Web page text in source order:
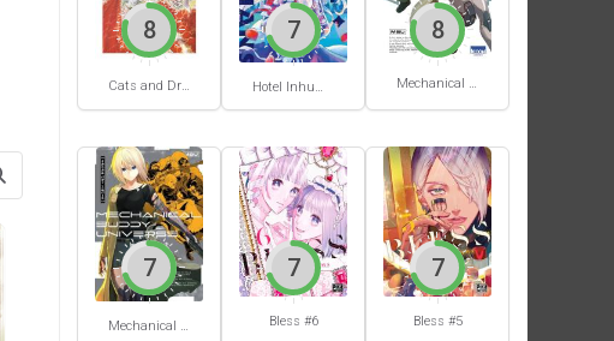
Cats and Dragon #3
8
Hotel Inhumans #1
7
Mechanical Buddy Universe #1
8
Mechanical Buddy Universe #0
7
Bless #6
7
Bless #5
7